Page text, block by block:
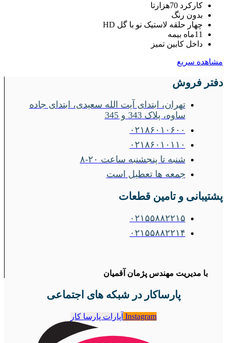
کارکرد 70هزارتا
بدون رنگ
چهار حلقه لاستیک نو با گل HD
11ماه بیمه
داخل کابین تمیز
مشاهده سریع
دفتر فروش
تهران، ابتدای آیت الله سعیدی، ابتدای جاده
ساوه، پلاک 343 و 345
۰۲۱۸۶۰۱۰۶۰۰
۰۲۱۸۶۰۱۰۱۱۰
شنبه تا پنجشنبه ساعت ۲۰-۸
جمعه ها تعطیل است
پشتیبانی و تامین قطعات
۰۲۱۵۵۸۸۲۲۱۵
۰۲۱۵۵۸۸۲۲۱۴
با مدیریت مهندس پژمان آقمیان
پارساکار در شبکه های اجتماعی
Instagram آپارات پارسا کار